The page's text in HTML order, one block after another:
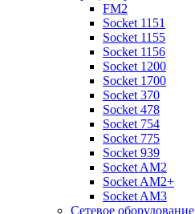
FM2
Socket 1151
Socket 1155
Socket 1156
Socket 1200
Socket 1700
Socket 370
Socket 478
Socket 754
Socket 775
Socket 939
Socket AM2
Socket AM2+
Socket AM3
Сетевое оборудование